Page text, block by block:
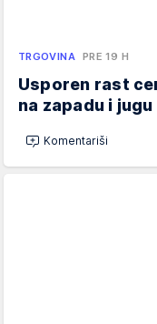
TRGOVINA PRE 19 H
Usporen rast
na zapadu i
Komentariši